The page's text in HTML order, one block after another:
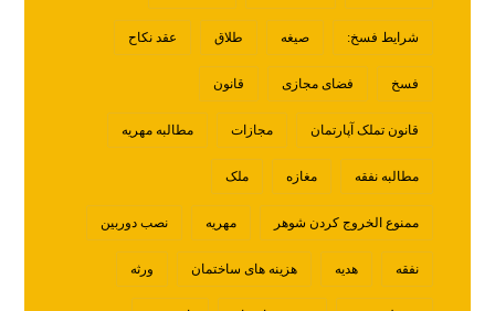
شرایط فسخ: صیغه طلاق عقد نکاح
فسخ فضای مجازی قانون
قانون تملک آپارتمان مجازات مطالبه مهریه
مطالبه نفقه مغازه ملک
ممنوع الخروج کردن شوهر مهریه نصب دوربین
نفقه هدیه هزینه های ساختمان ورثه